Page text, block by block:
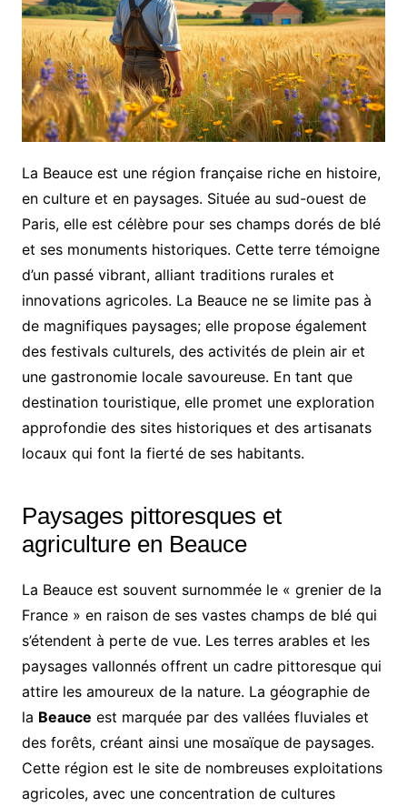
La Beauce est une région française riche en histoire,
en culture et en paysages. Située au sud-ouest de
Paris, elle est célèbre pour ses champs dorés de blé
et ses monuments historiques. Cette terre témoigne
d’un passé vibrant, alliant traditions rurales et
innovations agricoles. La Beauce ne se limite pas à
de magnifiques paysages; elle propose également
des festivals culturels, des activités de plein air et
une gastronomie locale savoureuse. En tant que
destination touristique, elle promet une exploration
approfondie des sites historiques et des artisanats
locaux qui font la fierté de ses habitants.
Paysages pittoresques et
agriculture en Beauce
La Beauce est souvent surnommée le « grenier de la
France » en raison de ses vastes champs de blé qui
s’étendent à perte de vue. Les terres arables et les
paysages vallonnés offrent un cadre pittoresque qui
attire les amoureux de la nature. La géographie de
la Beauce est marquée par des vallées fluviales et
des forêts, créant ainsi une mosaïque de paysages.
Cette région est le site de nombreuses exploitations
agricoles, avec une concentration de cultures